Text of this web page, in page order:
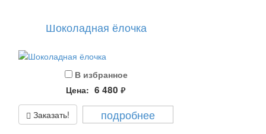
Шоколадная ёлочка
В избранное
Цена: 6 480 руб.
Заказать! подробнее